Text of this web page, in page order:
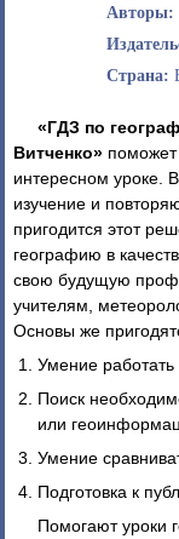
Авторы:
Страна:
«ГДЗ по
Витченко» поможет
интересном уроке.
изучение и
пригодится этот
географию в
свою будущую
учителям,
Основы же
Умение работать
Поиск
или
Умение
Подготовка к
Помогают уроки